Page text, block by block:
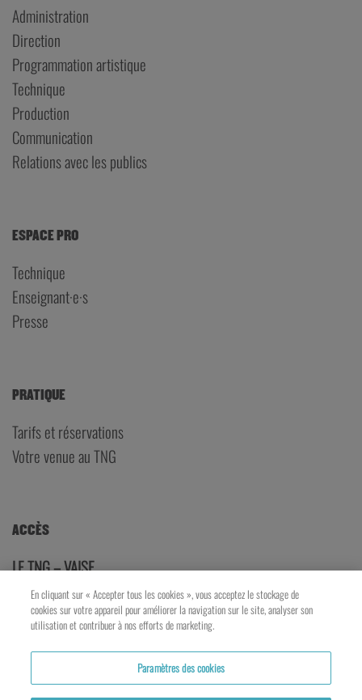
Administration
Direction
Programmation artistique
Technique
Production
Communication
Relations avec les publics
ESPACE PRO
Technique
Enseignant·e·s
Presse
PRATIQUE
Tarifs et réservations
Votre venue au TNG
ACCÈS
LE TNG – VAISE
23 rue de Bourgogne – Lyon 9ème
5 rue du Petit David – Lyon 2ème
En cliquant sur « Accepter tous les cookies », vous acceptez le stockage de
cookies sur votre appareil pour améliorer la navigation sur le site, analyser son
utilisation et contribuer à nos efforts de marketing.
Paramètres des cookies